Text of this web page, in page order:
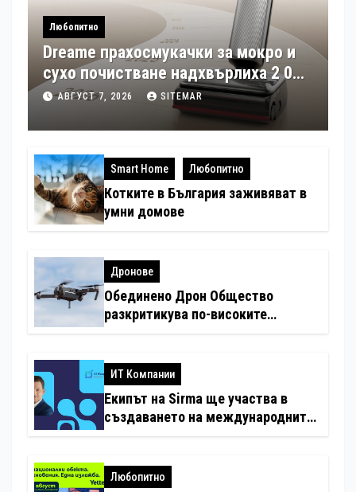
Любопитно
Dreame прахосмукачки за мокро и
сухо почистване надхвърлиха 2 000
патентни заявки в световен мащаб
АВГУСТ 7, 2026 SITEMAR
Smart Home Любопитно
Котките в България заживяват в
умни домове
Дронове
Обединено Дрон Общество
разкритикува по-високите
ИТ Компании
Екипът на Sirma ще участва в
създаването на международните
хотелиерството
Любопитно